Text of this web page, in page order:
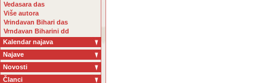
Vedasara das
Više autora
Vrindavan Bihari das
Vrndavan Biharini dd
Kalendar najava
Najave
Novosti
Članci